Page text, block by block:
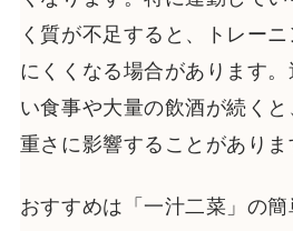
く質が不足すると、トレー
にくくなる場合があります
い食事や大量の飲酒が続く
重さに影響することがありま
おすすめは「一汁二菜」の